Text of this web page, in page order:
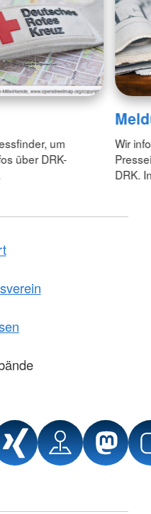
um
über DRK-
Wir
DRK.